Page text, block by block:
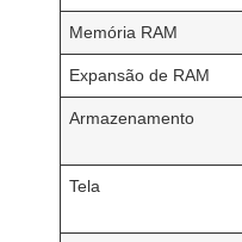
Memória RAM
Expansão de RAM
Armazenamento
Tela